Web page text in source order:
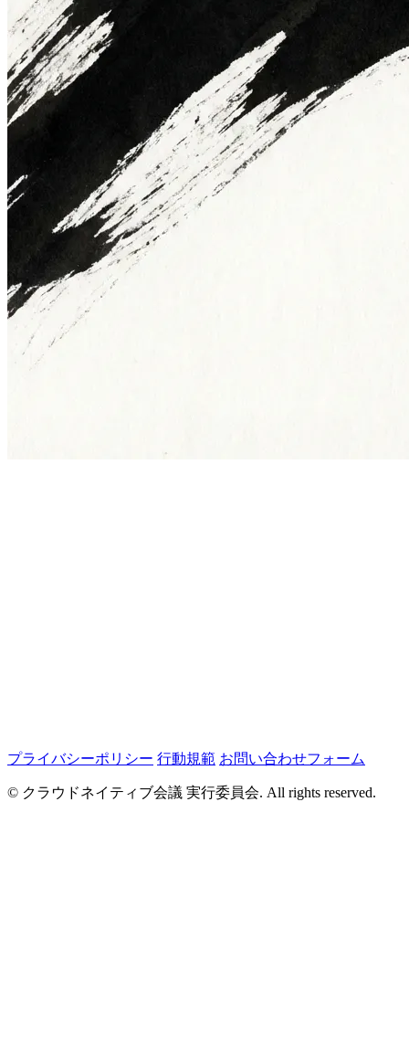
プライバシーポリシー 行動規範 お問い合わせフォーム
© クラウドネイティブ会議 実行委員会. All rights reserved.